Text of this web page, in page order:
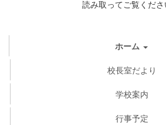
読み取ってご覧くださ
ホーム
校長室だより
学校案内
行事予定